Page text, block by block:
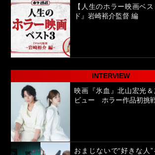
【人生のホラー映画ベ
ド』岩崎裕介監督 編
INTERVIEW
映画『氷血』北山宏光
ビュー ホラー作品初挑
おまじないで“好きな人